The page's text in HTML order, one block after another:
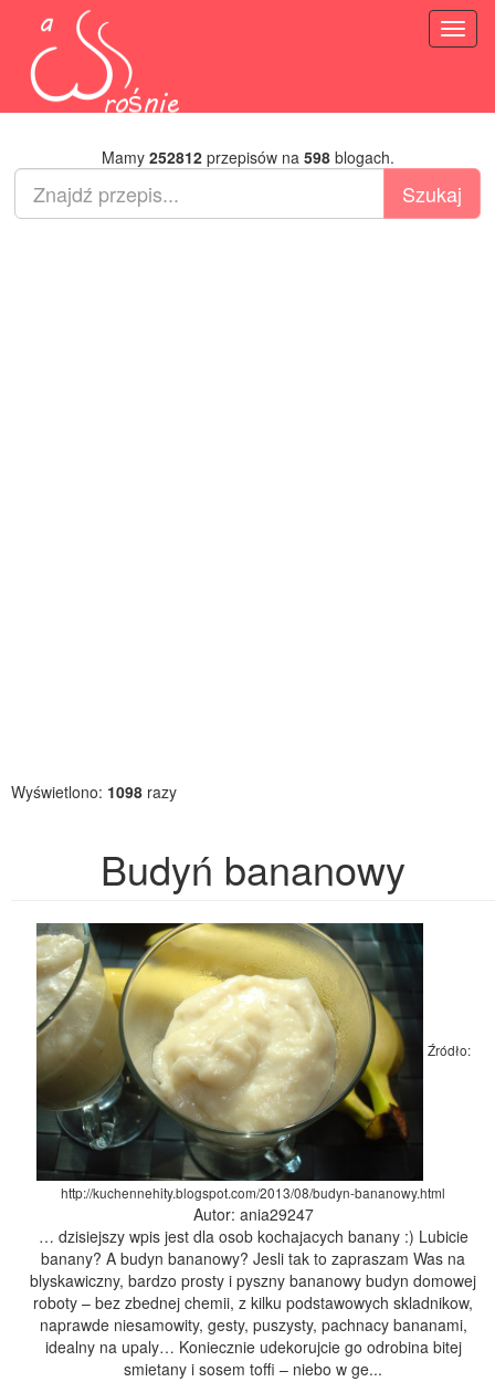
Mamy 252812przepisów na 598blogach.
Wyświetlono: 1098 razy
Budyń bananowy
Źródło:
http://kuchennehity.blogspot.com/2013/08/budyn-bananowy.html
Autor: ania29247
… dzisiejszy wpis jest dla osob kochajacych banany :) Lubicie
banany? A budyn bananowy? Jesli tak to zapraszam Was na
blyskawiczny, bardzo prosty i pyszny bananowy budyn domowej
roboty – bez zbednej chemii, z kilku podstawowych skladnikow,
naprawde niesamowity, gesty, puszysty, pachnacy bananami,
idealny na upaly… Koniecznie udekorujcie go odrobina bitej
smietany i sosem toffi – niebo w ge...